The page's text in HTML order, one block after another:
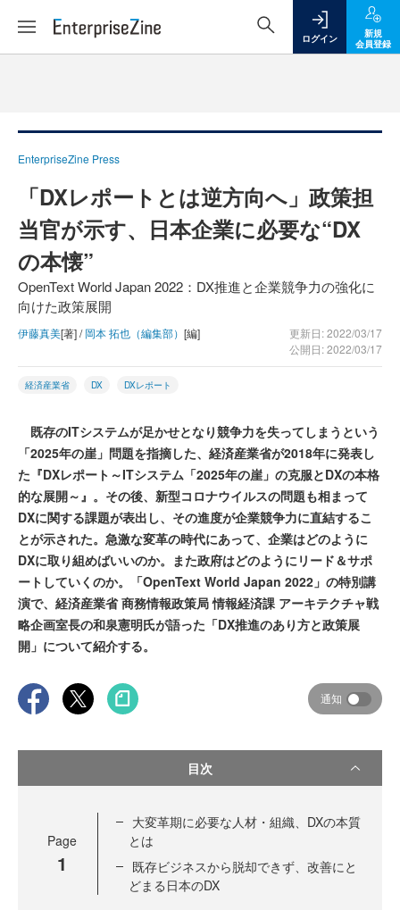
ログイン
新規
会員登録
EnterpriseZine Press
「DXレポートとは逆方向へ」政策担
当官が示す、日本企業に必要な“DX
の本懐”
OpenText World Japan 2022：DX推進と企業競争力の強化に
向けた政策展開
伊藤真美[著] /岡本 拓也（編集部） [編]
更新日: 2022/03/17
公開日: 2022/03/17
経済産業省 DX DXレポート
既存のITシステムが足かせとなり競争力を失ってしまうという
「2025年の崖」問題を指摘した、経済産業省が2018年に発表し
た『DXレポート～ITシステム「2025年の崖」の克服とDXの本格
的な展開～』。その後、新型コロナウイルスの問題も相まって
DXに関する課題が表出し、その進度が企業競争力に直結するこ
とが示された。急激な変革の時代にあって、企業はどのように
DXに取り組めばいいのか。また政府はどのようにリード＆サポ
ートしていくのか。「OpenText World Japan 2022」の特別講
演で、経済産業省 商務情報政策局 情報経済課 アーキテクチャ戦
略企画室長の和泉憲明氏が語った「DX推進のあり方と政策展
開」について紹介する。
通知
目次
Page
1
大変革期に必要な人材・組織、DXの本質
とは
既存ビジネスから脱却できず、改善にと
どまる日本のDX